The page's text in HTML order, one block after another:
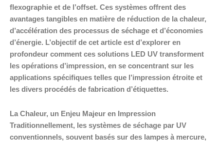
flexographie et de l’offset. Ces systèmes offrent des
avantages tangibles en matière de réduction de la chaleur,
d’accélération des processus de séchage et d’économies
d’énergie. L’objectif de cet article est d’explorer en
profondeur comment ces solutions LED UV transforment
les opérations d’impression, en se concentrant sur les
applications spécifiques telles que l’impression étroite et
les divers procédés de fabrication d’étiquettes.
La Chaleur, un Enjeu Majeur en Impression
Traditionnellement, les systèmes de séchage par UV
conventionnels, souvent basés sur des lampes à mercure,